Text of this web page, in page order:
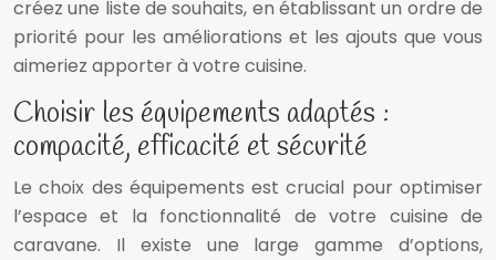
créez une liste de souhaits, en établissant un ordre de
priorité pour les améliorations et les ajouts que vous
aimeriez apporter à votre cuisine.
Choisir les équipements adaptés :
compacité, efficacité et sécurité
Le choix des équipements est crucial pour optimiser
l’espace et la fonctionnalité de votre cuisine de
caravane. Il existe une large gamme d’options,